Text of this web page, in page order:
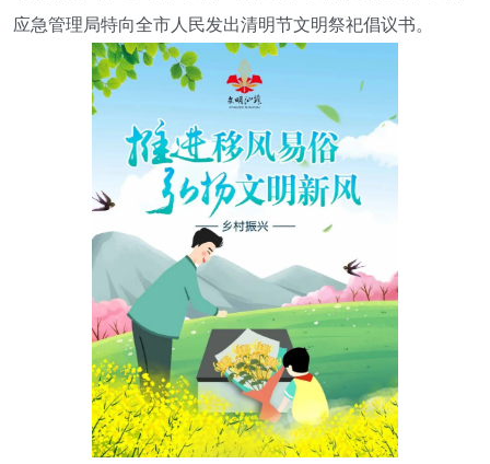
应急管理局特向全市人民发出清明节文明祭祀倡议书。